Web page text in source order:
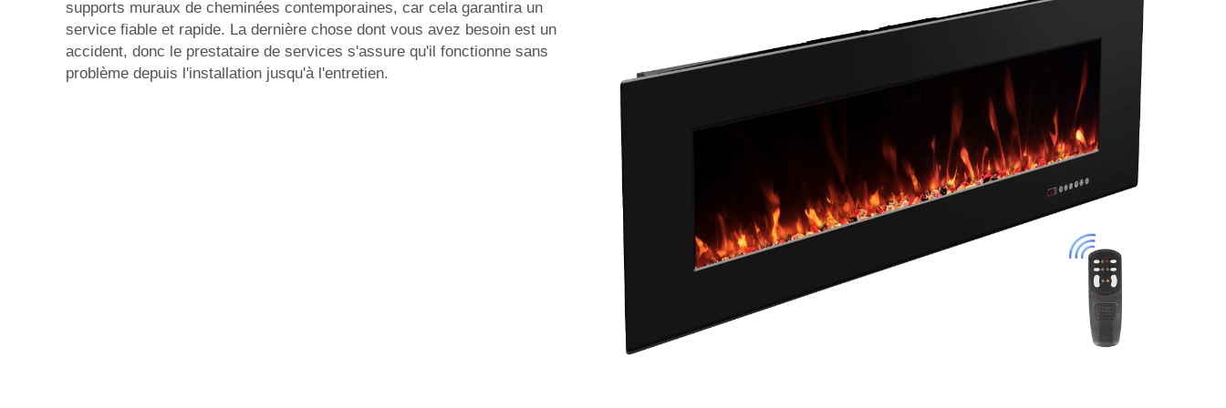
supports muraux de cheminées contemporaines, car cela garantira un
service fiable et rapide. La dernière chose dont vous avez besoin est un
accident, donc le prestataire de services s'assure qu'il fonctionne sans
problème depuis l'installation jusqu'à l'entretien.